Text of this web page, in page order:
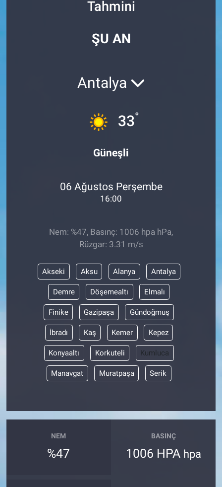
Tahmini
ŞU AN
Antalya
33°
Güneşli
06 Ağustos Perşembe
16:00
Nem: %47, Basınç: 1006 hpa hPa,
Rüzgar: 3.31 m/s
Akseki Aksu Alanya Antalya
Demre Döşemealtı Elmalı
Finike Gazipaşa Gündoğmuş
İbradı Kaş Kemer Kepez
Konyaaltı Korkuteli Kumluca
Manavgat Muratpaşa Serik
NEM
%47
BASINÇ
1006 HPA hpa